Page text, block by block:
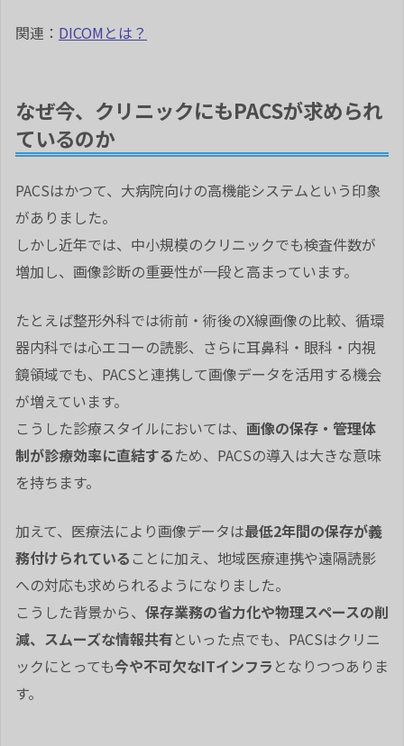
関連： DICOMとは？
なぜ今、クリニックにもPACSが求められ
ているのか
PACSはかつて、大病院向けの高機能システムという印象
がありました。
しかし近年では、中小規模のクリニックでも検査件数が
増加し、画像診断の重要性が一段と高まっています。
たとえば整形外科では術前・術後のX線画像の比較、循環
器内科では心エコーの読影、さらに耳鼻科・眼科・内視
鏡領域でも、PACSと連携して画像データを活用する機会
が増えています。
こうした診療スタイルにおいては、 画像の保存・管理体
制が診療効率に直結するため、PACSの導入は大きな意味
を持ちます。
加えて、医療法により画像データは最低2年間の保存が義
務付けられている ことに加え、地域医療連携や遠隔読影
への対応も求められるようになりました。
こうした背景から、 保存業務の省力化や物理スペースの削
減、スムーズな情報共有といった点でも、PACSはクリニ
ックにとっても今や不可欠なITインフラ となりつつありま
す。